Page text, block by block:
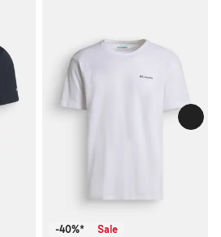
-40%* Sale